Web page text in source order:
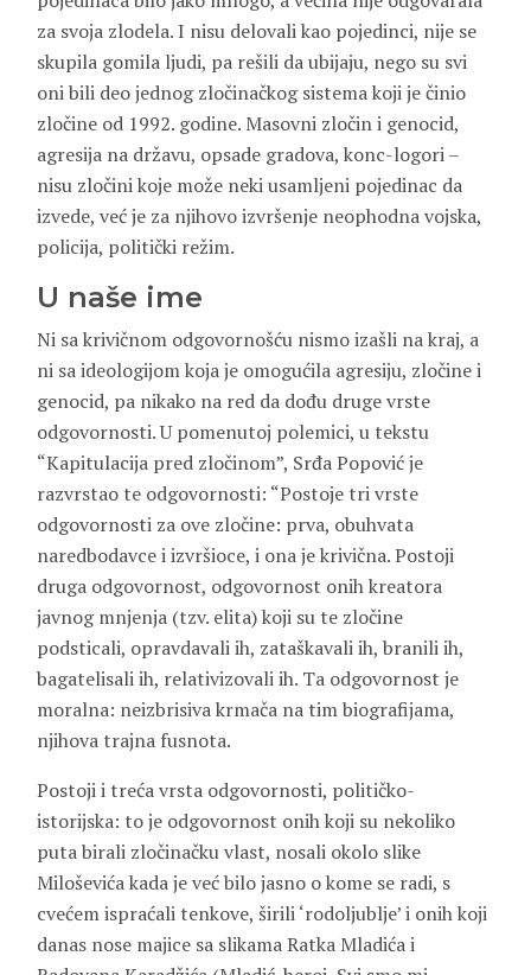
za svoja zlodela. I nisu delovali kao pojedinci, nije se
skupila gomila ljudi, pa rešili da ubijaju, nego su svi
oni bili deo jednog zločinačkog sistema koji je činio
zločine od 1992. godine. Masovni zločin i genocid,
agresija na državu, opsade gradova, konc-logori –
nisu zločini koje može neki usamljeni pojedinac da
izvede, već je za njihovo izvršenje neophodna vojska,
policija, politički režim.
U naše ime
Ni sa krivičnom odgovornošću nismo izašli na kraj, a
ni sa ideologijom koja je omogućila agresiju, zločine i
genocid, pa nikako na red da dođu druge vrste
odgovornosti. U pomenutoj polemici, u tekstu
“Kapitulacija pred zločinom”, Srđa Popović je
razvrstao te odgovornosti: “Postoje tri vrste
odgovornosti za ove zločine: prva, obuhvata
naredbodavce i izvršioce, i ona je krivična. Postoji
druga odgovornost, odgovornost onih kreatora
javnog mnjenja (tzv. elita) koji su te zločine
podsticali, opravdavali ih, zataškavali ih, branili ih,
bagatelisali ih, relativizovali ih. Ta odgovornost je
moralna: neizbrisiva krmača na tim biografijama,
njihova trajna fusnota.
Postoji i treća vrsta odgovornosti, političko-
istorijska: to je odgovornost onih koji su nekoliko
puta birali zločinačku vlast, nosali okolo slike
Miloševića kada je već bilo jasno o kome se radi, s
cvećem ispraćali tenkove, širili ‘rodoljublje’ i onih koji
danas nose majice sa slikama Ratka Mladića i